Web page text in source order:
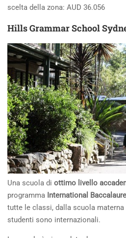
scelta della zona: AUD 36.056
Hills Grammar School
Una scuola di ottimo livello
programma International
tutte le classi, dalla scuola materna
studenti sono internazionali.